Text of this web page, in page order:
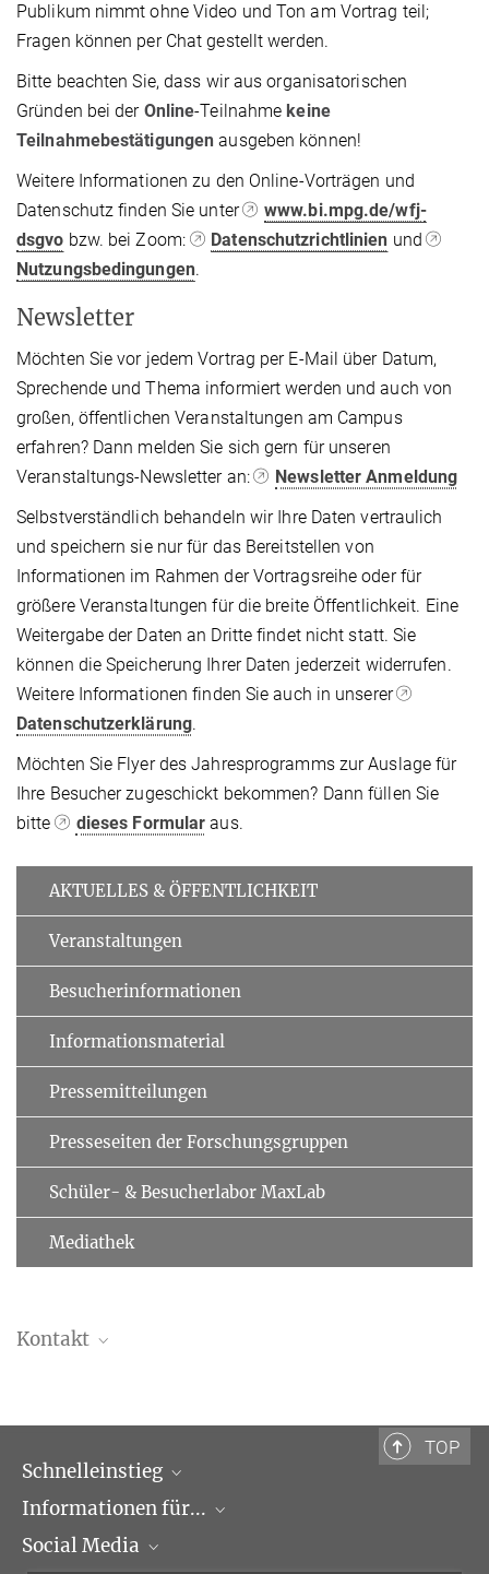
Publikum nimmt ohne Video und Ton am Vortrag teil;
Fragen können per Chat gestellt werden.
Bitte beachten Sie, dass wir aus organisatorischen
Gründen bei der Online-Teilnahme keine
Teilnahmebestätigungenausgeben können!
Weitere Informationen zu den Online-Vorträgen und
Datenschutz finden Sie unter
www.bi.mpg.de/wfj-
dsgvo bzw. bei Zoom: Datenschutzrichtlinien und
Nutzungsbedingungen.
Newsletter
Möchten Sie vor jedem Vortrag per E-Mail über Datum,
Sprechende und Thema informiert werden und auch von
großen, öffentlichen Veranstaltungen am Campus
erfahren? Dann melden Sie sich gern für unseren
Veranstaltungs-Newsletter an:
Newsletter Anmeldung
Selbstverständlich behandeln wir Ihre Daten vertraulich
und speichern sie nur für das Bereitstellen von
Informationen im Rahmen der Vortragsreihe oder für
größere Veranstaltungen für die breite Öffentlichkeit. Eine
Weitergabe der Daten an Dritte findet nicht statt. Sie
können die Speicherung Ihrer Daten jederzeit widerrufen.
Weitere Informationen finden Sie auch in unserer
Datenschutzerklärung.
Möchten Sie Flyer des Jahresprogramms zur Auslage für
Ihre Besucher zugeschickt bekommen? Dann füllen Sie
bitte
dieses Formular aus.
AKTUELLES & ÖFFENTLICHKEIT
Veranstaltungen
Besucherinformationen
Informationsmaterial
Pressemitteilungen
Presseseiten der Forschungsgruppen
Schüler- & Besucherlabor MaxLab
Mediathek
Kontakt
pr@...
Am Klopferspitz 18,
82152 Martinsried
TOP
Schnelleinstieg
Forschungsgruppen
Veranstaltungen
Informationen für...
Journalisten
Social Media